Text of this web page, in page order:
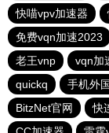
快喵vpv加速器
免费vqn加速2023
老王vnp
vqn加
quickq
手机外
BitzNet官网
快